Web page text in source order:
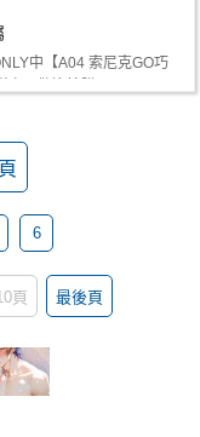
中【A04 索尼克GO巧
6
頁 最後頁